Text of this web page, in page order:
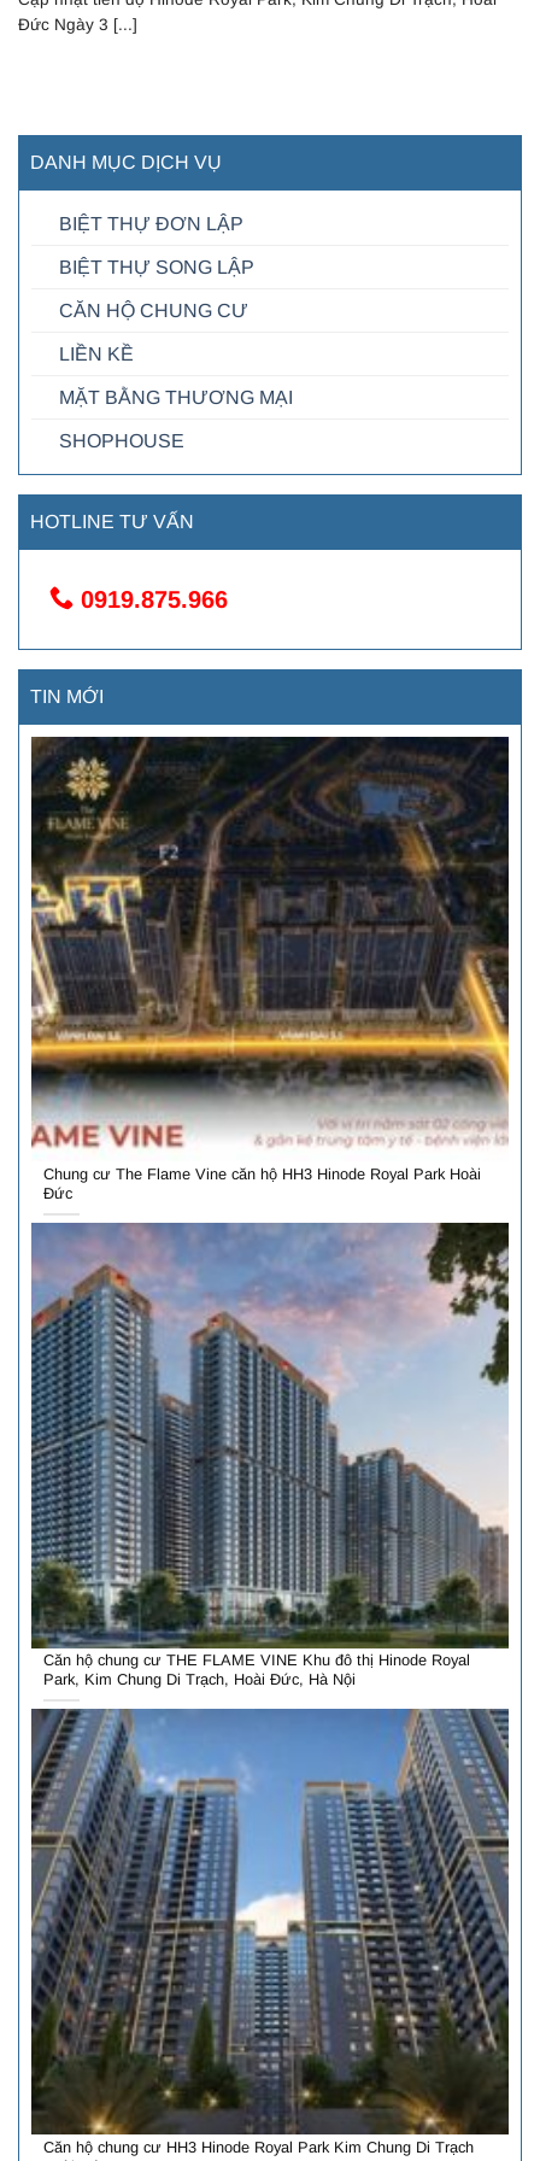
Đức Ngày 3 [...]
DANH MỤC DỊCH VỤ
BIỆT THỰ ĐƠN LẬP
BIỆT THỰ SONG LẬP
CĂN HỘ CHUNG CƯ
LIỀN KỀ
MẶT BẰNG THƯƠNG MẠI
SHOPHOUSE
HOTLINE TƯ VẤN
0919.875.966
TIN MỚI
Chung cư The Flame Vine căn hộ HH3 Hinode Royal Park Hoài
Đức
Căn hộ chung cư THE FLAME VINE Khu đô thị Hinode Royal
Park, Kim Chung Di Trạch, Hoài Đức, Hà Nội
Căn hộ chung cư HH3 Hinode Royal Park Kim Chung Di Trạch